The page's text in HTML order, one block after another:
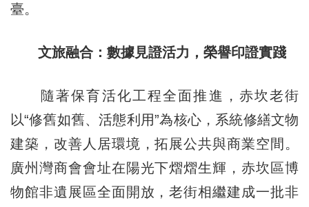
臺。
文旅融合：數據見證活力，榮譽印證實踐
隨著保育活化工程全面推進，赤坎老街
以“修舊如舊、活態利用”為核心，系統修繕文物
建築，改善人居環境，拓展公共與商業空間。
廣州灣商會會址在陽光下熠熠生輝，赤坎區博
物館非遺展區全面開放，老街相繼建成一批非